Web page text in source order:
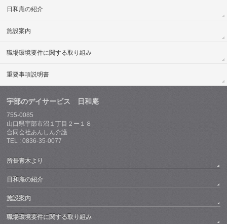
日和庵の紹介
施設案内
職場環境要件に関する取り組み
重要事項説明書
宇部のデイサービス 日和庵
755-0085
山口県宇部市沼１丁目２ー１８
合同会社あんしん介護
TEL : 0836-35-0077
所長青木より
日和庵の紹介
施設案内
職場環境要件に関する取り組み